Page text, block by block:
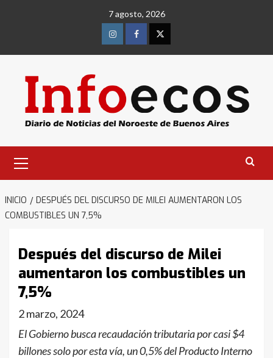
7 agosto, 2026
InstagramFacebookTwitter
primario
INICIO
DESPUÉS DEL DISCURSO DE MILEI AUMENTARON LOS
COMBUSTIBLES UN 7,5%
Después del discurso de Milei
aumentaron los combustibles un
7,5%
2 marzo, 2024
El Gobierno busca recaudación tributaria por casi $4
billones solo por esta vía, un 0,5% del Producto Interno